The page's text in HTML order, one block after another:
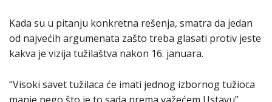
Kada su u pitanju konkretna rešenja, smatra da jedan
od najvećih argumenata zašto treba glasati protiv jeste
kakva je vizija tužilaštva nakon 16. januara.
“Visoki savet tužilaca će imati jednog izbornog tužioca